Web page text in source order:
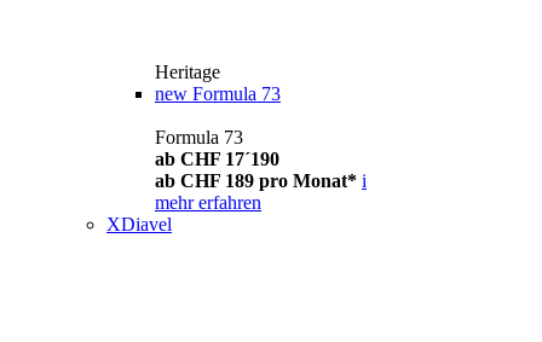
Heritage
new Formula 73
Formula 73
ab CHF 17´190
ab CHF 189 pro Monat* i
mehr erfahren
XDiavel